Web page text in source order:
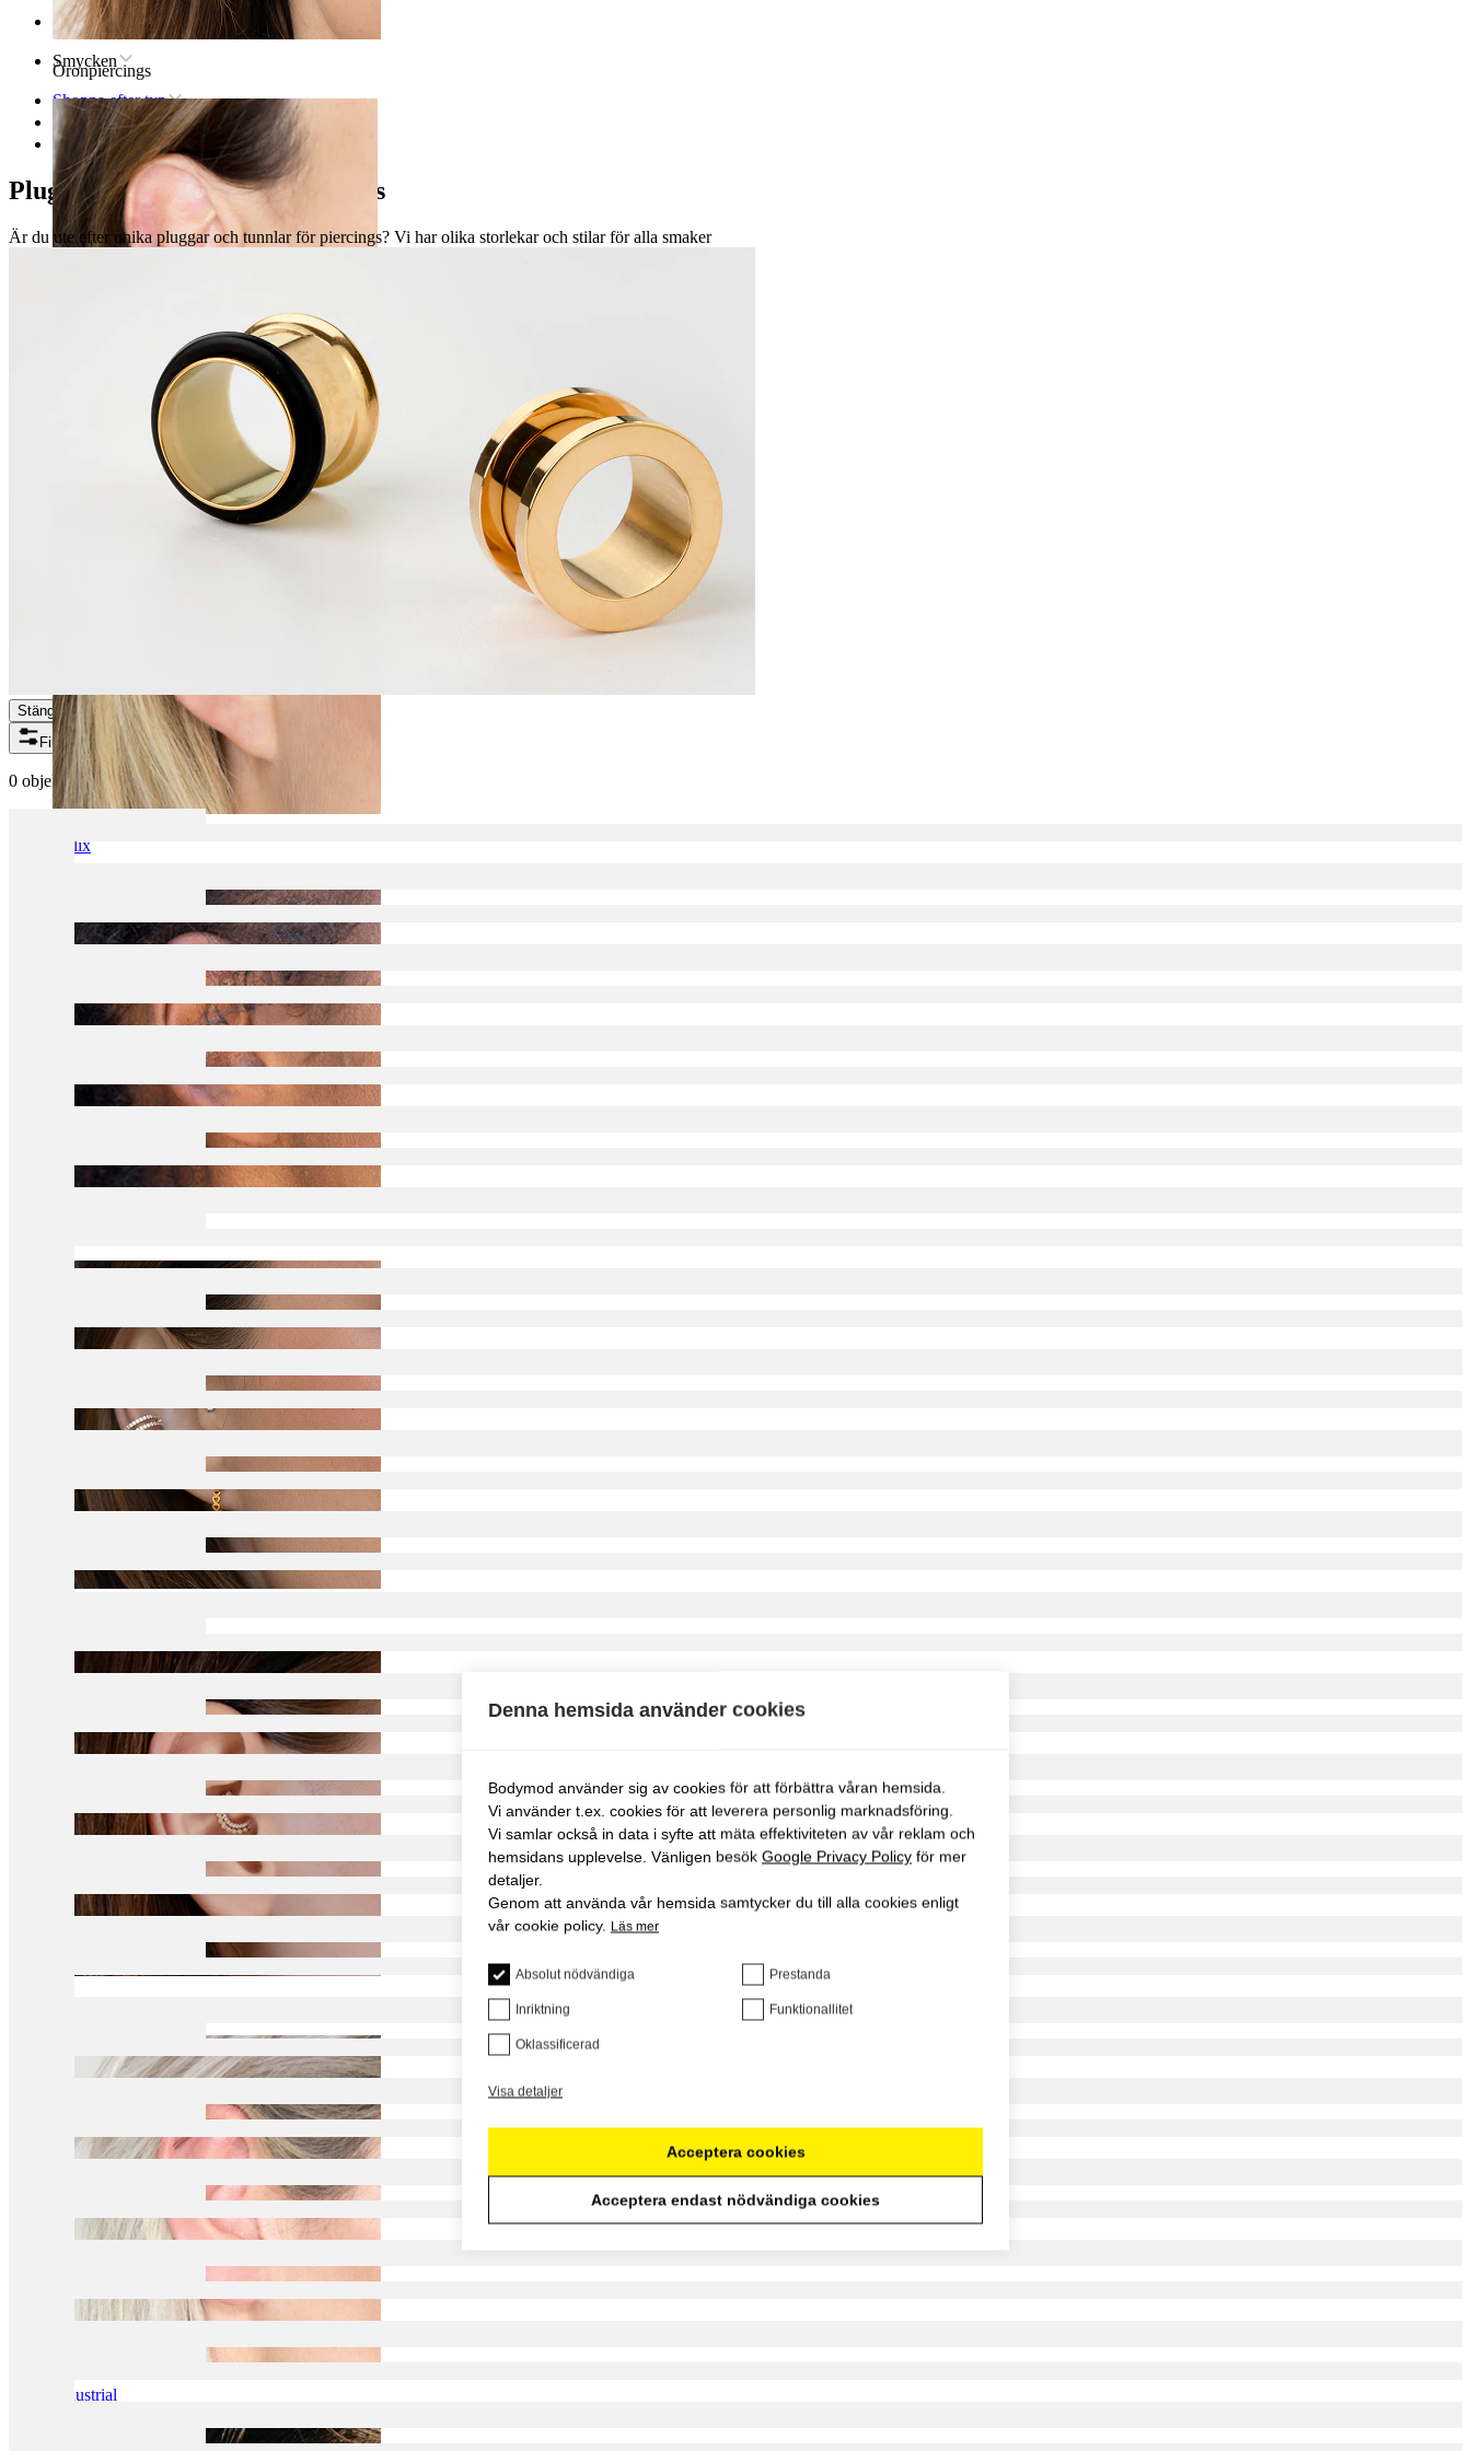
Öronpiercings
Helix
Industrial
Hem
Smycken
Shoppa efter typ
Töjning
Pluggar & Tunnlar
Pluggar och tunnlar för piercings
Är du ute efter unika pluggar och tunnlar för piercings? Vi har olika storlekar och stilar för alla smaker
Stäng
Filter
0 objekt hittades
Denna hemsida använder cookies
Bodymod använder sig av cookies för att förbättra våran hemsida.
Vi använder t.ex. cookies för att leverera personlig marknadsföring.
Vi samlar också in data i syfte att mäta effektiviteten av vår reklam och
hemsidans upplevelse. Vänligen besök Google Privacy Policy för mer
detaljer.
Genom att använda vår hemsida samtycker du till alla cookies enligt
vår cookie policy. Läs mer
Absolut nödvändiga Prestanda
Inriktning Funktionallitet
Oklassificerad
Visa detaljer
Acceptera cookies
Acceptera endast nödvändiga cookies